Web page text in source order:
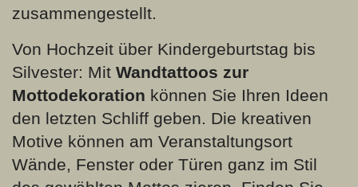
zusammengestellt.
Von Hochzeit über Kindergeburtstag bis
Silvester: Mit Wandtattoos zur
Mottodekoration können Sie Ihren Ideen
den letzten Schliff geben. Die kreativen
Motive können am Veranstaltungsort
Wände, Fenster oder Türen ganz im Stil